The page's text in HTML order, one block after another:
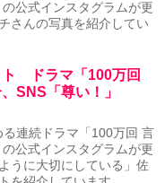
公式インスタグラムが更
さんの写真を紹介してい
ト ドラマ「100万回
SNS「尊い！」
連続ドラマ「100万回 言
公式インスタグラムが更
うに大切にしている」佐